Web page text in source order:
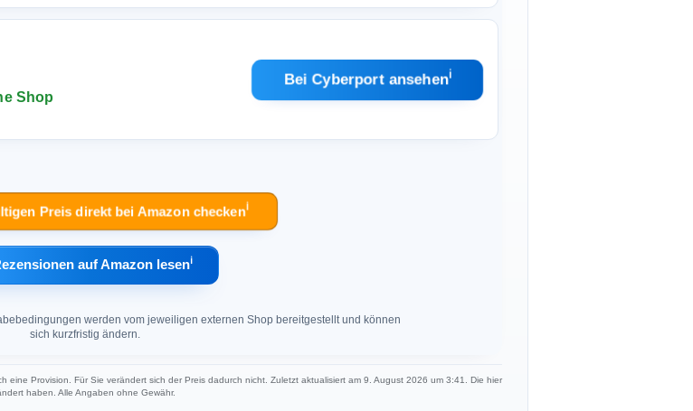
Shop
Bei Cyberport ansehenℹ︎
Preis direkt bei Amazon checkenℹ︎
auf Amazon lesenℹ︎
werden vom jeweiligen externen Shop bereitgestellt und können
sich kurzfristig ändern.
eine Provision. Für Sie verändert sich der Preis dadurch nicht. Zuletzt aktualisiert am 9. August 2026 um 3:41. Die hier
haben. Alle Angaben ohne Gewähr.